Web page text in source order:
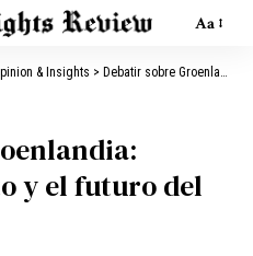
Aa
& Insights > Debatir sobre Groenlandia: críticos, contexto y el futuro del Ártico
y el futuro del